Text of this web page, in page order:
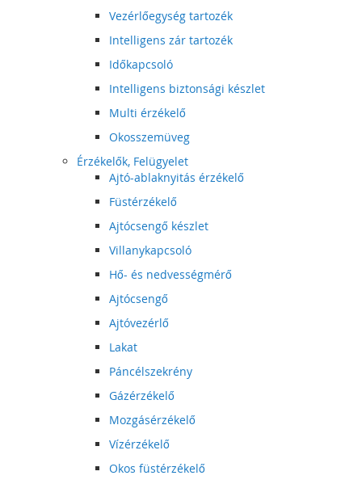
Vezérlőegység tartozék
Intelligens zár tartozék
Időkapcsoló
Intelligens biztonsági készlet
Multi érzékelő
Okosszemüveg
Érzékelők, Felügyelet
Ajtó-ablaknyitás érzékelő
Füstérzékelő
Ajtócsengő készlet
Villanykapcsoló
Hő- és nedvességmérő
Ajtócsengő
Ajtóvezérlő
Lakat
Páncélszekrény
Gázérzékelő
Mozgásérzékelő
Vízérzékelő
Okos füstérzékelő